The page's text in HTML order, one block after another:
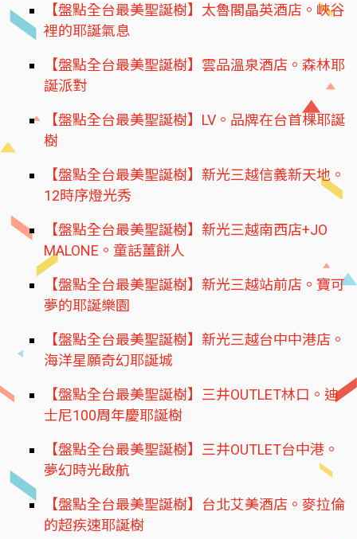
【盤點全台最美聖誕樹】太魯閣晶英酒店。峽谷
裡的耶誕氣息
【盤點全台最美聖誕樹】雲品溫泉酒店。森林耶
誕派對
【盤點全台最美聖誕樹】LV。品牌在台首棵耶誕
樹
【盤點全台最美聖誕樹】新光三越信義新天地。
12時序燈光秀
【盤點全台最美聖誕樹】新光三越南西店+JO
MALONE。童話薑餅人
【盤點全台最美聖誕樹】新光三越站前店。寶可
夢的耶誕樂園
【盤點全台最美聖誕樹】新光三越台中中港店。
海洋星願奇幻耶誕城
【盤點全台最美聖誕樹】三井OUTLET林口。迪
士尼100周年慶耶誕樹
【盤點全台最美聖誕樹】三井OUTLET台中港。
夢幻時光啟航
【盤點全台最美聖誕樹】台北艾美酒店。麥拉倫
的超疾速耶誕樹